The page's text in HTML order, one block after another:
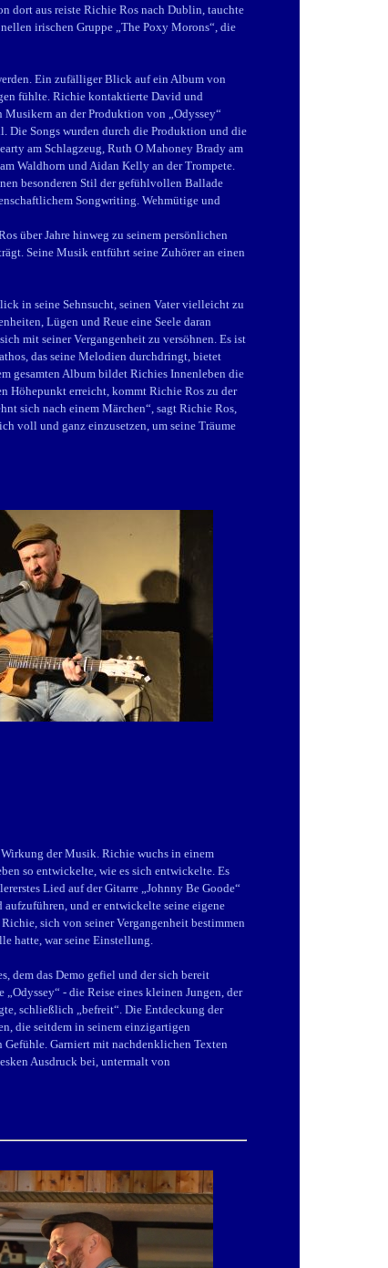
dort aus reiste Richie Ros nach Dublin, tauchte
irischen Gruppe „The Poxy Morons“, die
Ein zufälliger Blick auf ein Album von
fühlte. Richie kontaktierte David und
an der Produktion von „Odyssey“
Die Songs wurden durch die Produktion und die
am Schlagzeug, Ruth O Mahoney Brady am
Waldhorn und Aidan Kelly an der Trompete.
besonderen Stil der gefühlvollen Ballade
Songwriting. Wehmütige und
über Jahre hinweg zu seinem persönlichen
Seine Musik entführt seine Zuhörer an einen
in seine Sehnsucht, seinen Vater vielleicht zu
Lügen und Reue eine Seele daran
mit seiner Vergangenheit zu versöhnen. Es ist
das seine Melodien durchdringt, bietet
gesamten Album bildet Richies Innenleben die
Höhepunkt erreicht, kommt Richie Ros zu der
sich nach einem Märchen“, sagt Richie Ros,
voll und ganz einzusetzen, um seine Träume
der Musik. Richie wuchs in einem
so entwickelte, wie es sich entwickelte. Es
Lied auf der Gitarre „Johnny Be Goode“
und er entwickelte seine eigene
sich von seiner Vergangenheit bestimmen
hatte, war seine Einstellung.
dem das Demo gefiel und der sich bereit
- die Reise eines kleinen Jungen, der
schließlich „befreit“. Die Entdeckung der
die seitdem in seinem einzigartigen
Garniert mit nachdenklichen Texten
Ausdruck bei, untermalt von